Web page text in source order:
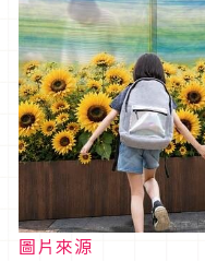
圖片來源